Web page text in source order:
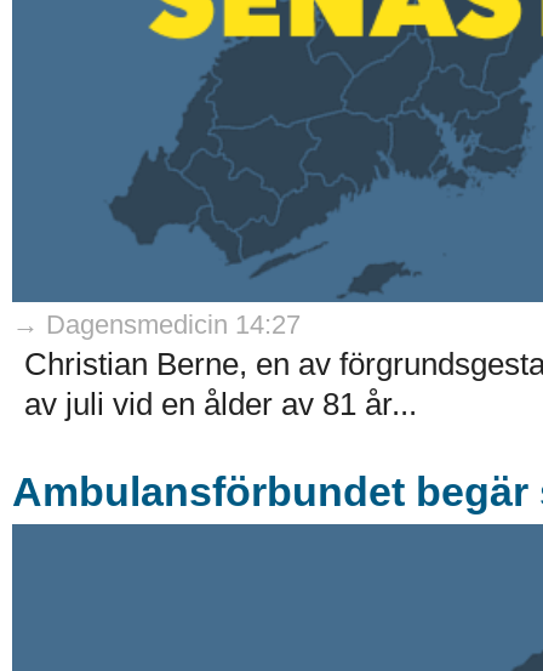
→ Dagensmedicin 14:27
Christian Berne, en av
av juli vid en ålder av 81 år...
Ambulansförbundet begär